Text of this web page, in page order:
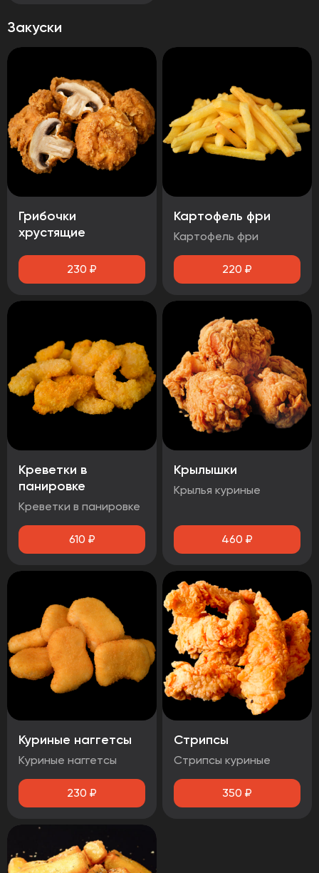
Закуски
Грибочки
хрустящие
230 ₽
Картофель фри
Картофель фри
220 ₽
Креветки в
панировке
Креветки в панировке
610 ₽
Крылышки
Крылья куриные
460 ₽
Куриные наггетсы
Куриные наггетсы
230 ₽
Стрипсы
Стрипсы куриные
350 ₽